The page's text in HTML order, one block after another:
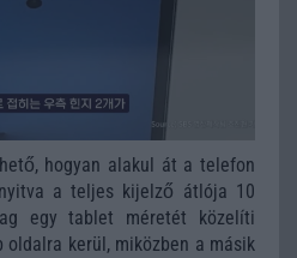
hogyan alakul át a telefon
a teljes kijelző átlója 10
egy tablet méretét közelíti
kerül, miközben a másik